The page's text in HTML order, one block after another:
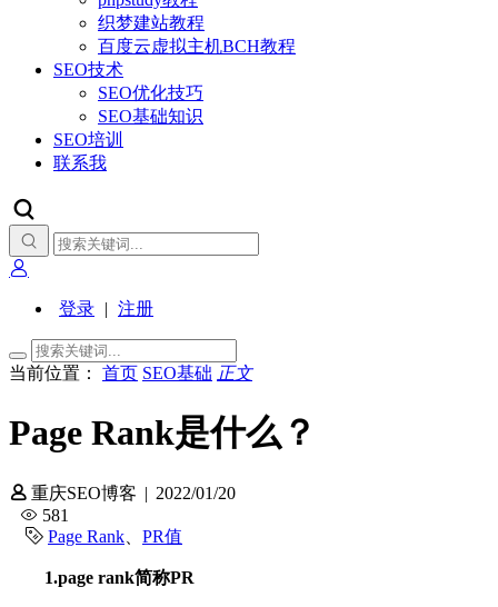
织梦建站教程
百度云虚拟主机BCH教程
SEO技术
SEO优化技巧
SEO基础知识
SEO培训
联系我
登录 | 注册
当前位置： 首页 SEO基础 正文
Page Rank是什么？
重庆SEO博客 | 2022/01/20
581
Page Rank
PR值
1.page rank简称PR